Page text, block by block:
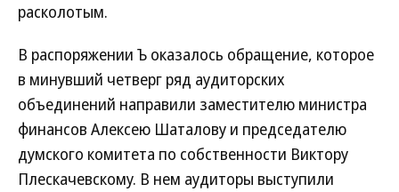
расколотым.
В распоряжении Ъ оказалось обращение, которое
в минувший четверг ряд аудиторских
объединений направили заместителю министра
финансов Алексею Шаталову и председателю
думского комитета по собственности Виктору
Плескачевскому. В нем аудиторы выступили